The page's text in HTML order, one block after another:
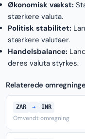
Økonomisk vækst:
stærkere valuta.
Politisk stabilitet:
stærkere valutaer.
Handelsbalance:
deres valuta styrkes.
Relaterede
ZAR → INR
Omvendt omregning